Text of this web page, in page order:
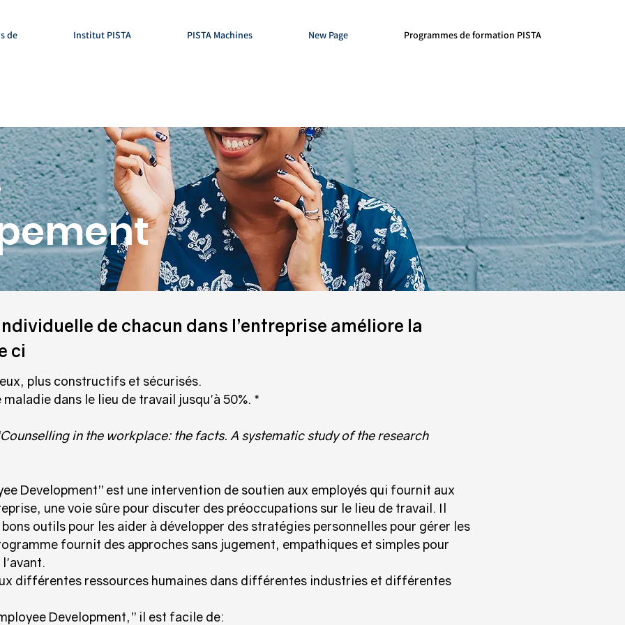
de Institut PISTA PISTA Machines New Page Programmes de formation PISTA
de chacun dans l’entreprise améliore la
ci
plus constructifs et sécurisés.
dans le lieu de travail jusqu'à 50%. *
in the workplace: the facts. A systematic study of the research
Development’’ est une intervention de soutien aux employés qui fournit aux
une voie sûre pour discuter des préoccupations sur le lieu de travail. Il
outils pour les aider à développer des stratégies personnelles pour gérer les
fournit des approches sans jugement, empathiques et simples pour
l'avant.
différentes ressources humaines dans différentes industries et différentes
Development,’’ il est facile de: